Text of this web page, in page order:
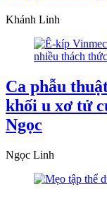
Khánh Linh
Ca phẫu
khối u xơ tử
Ngọc
Ngọc Linh